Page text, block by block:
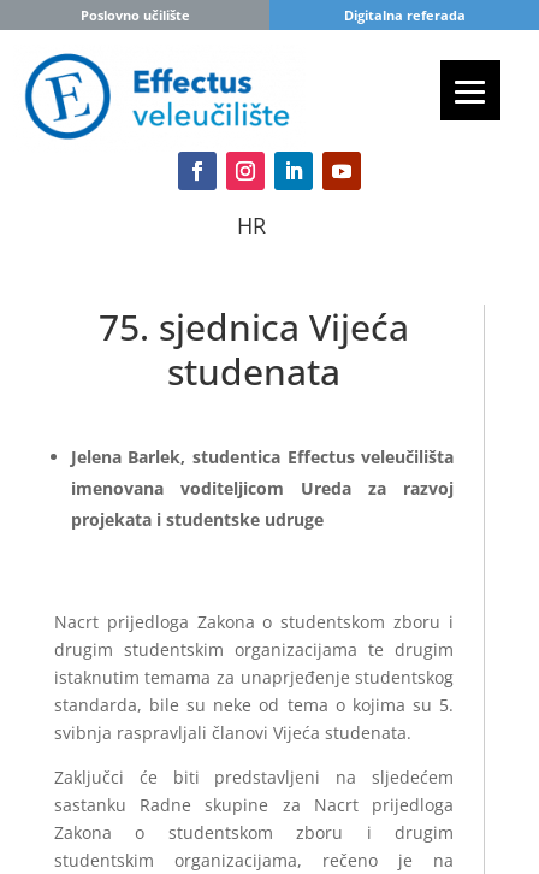
Poslovno učilište Digitalna referada
HR
75. sjednica Vijeća
studenata
Jelena Barlek, studentica Effectus veleučilišta
imenovana voditeljicom Ureda za razvoj
projekata i studentske udruge
Nacrt prijedloga Zakona o studentskom zboru i
drugim studentskim organizacijama te drugim
istaknutim temama za unaprjeđenje studentskog
standarda, bile su neke od tema o kojima su 5.
svibnja raspravljali članovi Vijeća studenata.
Zaključci će biti predstavljeni na sljedećem
sastanku Radne skupine za Nacrt prijedloga
Zakona o studentskom zboru i drugim
studentskim organizacijama, rečeno je na